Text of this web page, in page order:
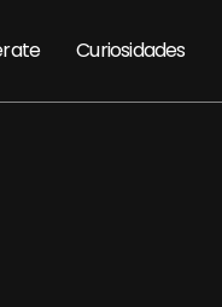
Curiosidades